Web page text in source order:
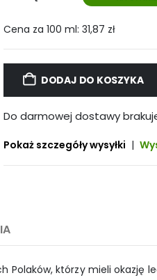
Cena za 100 ml: 31,87 zł
DODAJ DO KOSZYKA
Do darmowej dostawy
Pokaż szczegóły wysyłki |
Polaków, którzy mieli